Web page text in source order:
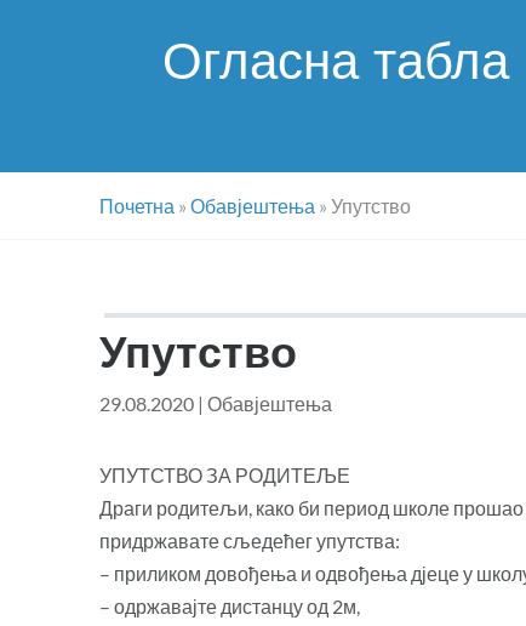
Огласна табла
Почетна » Обавјештења » Упутство
Упутство
29.08.2020 | Обавјештења
УПУТСТВО ЗА РОДИТЕЉЕ
Драги родитељи, како би период школе
придржавате сљедећег упутства:
– приликом довођења и одвођења дјеце у
– одржавајте дистанцу од 2м,